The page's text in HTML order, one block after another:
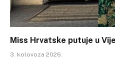
Miss Hrvatske putuje u
3. kolovoza 2026.